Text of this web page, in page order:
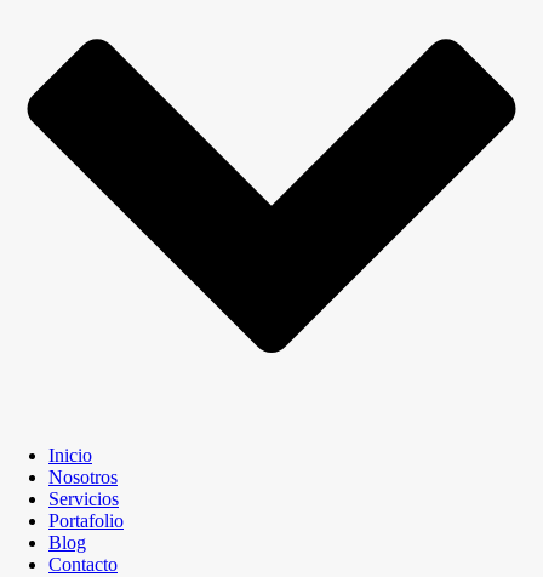
Inicio
Nosotros
Servicios
Portafolio
Blog
Contacto